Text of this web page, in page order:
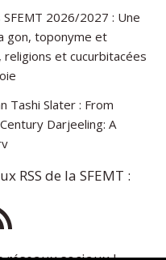
gon, toponyme et
et cucurbitacées
Darjeeling: A
RSS de la SFEMT :